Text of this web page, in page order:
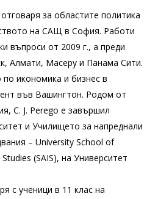
отговаря за областите политика
на САЩ в София. Работи
въпроси от 2009 г., а преди
Алмати, Масеру и Панама Сити.
икономика и бизнес в
във Вашингтон. Родом от
C. J. Perego е завършил
и Училището за напреднали
– University School of
(SAIS), на Университет
с ученици в 11 клас на